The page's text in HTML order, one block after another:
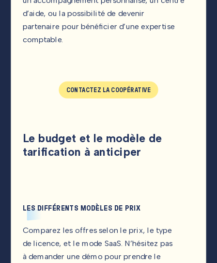
d’aide, ou la possibilité de devenir
partenaire pour bénéficier d’une expertise
comptable.
CONTACTEZ LA COOPÉRATIVE
Le budget et le modèle de
tarification à anticiper
LES DIFFÉRENTS MODÈLES DE PRIX
Comparez les offres selon le prix, le type
de licence, et le mode SaaS. N’hésitez pas
à demander une démo pour prendre le